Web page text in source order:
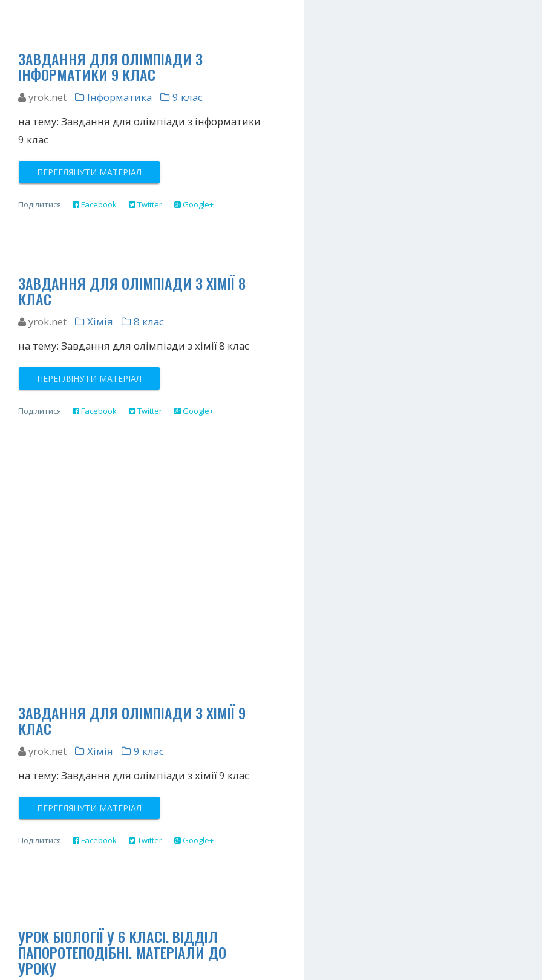
ЗАВДАННЯ ДЛЯ ОЛІМПІАДИ З
ІНФОРМАТИКИ 9 КЛАС
yrok.net Інформатика
9 клас
на тему: Завдання для олімпіади з інформатики
9 клас
ПЕРЕГЛЯНУТИ МАТЕРІАЛ
Поділитися: Facebook Twitter Google+
ЗАВДАННЯ ДЛЯ ОЛІМПІАДИ З ХІМІЇ 8
КЛАС
yrok.net Хімія
8 клас
на тему: Завдання для олімпіади з хімії 8 клас
ПЕРЕГЛЯНУТИ МАТЕРІАЛ
Поділитися: Facebook Twitter Google+
ЗАВДАННЯ ДЛЯ ОЛІМПІАДИ З ХІМІЇ 9
КЛАС
yrok.net Хімія
9 клас
на тему: Завдання для олімпіади з хімії 9 клас
ПЕРЕГЛЯНУТИ МАТЕРІАЛ
Поділитися: Facebook Twitter Google+
УРОК БІОЛОГІЇ У 6 КЛАСІ. ВІДДІЛ
ПАПОРОТЕПОДІБНІ. МАТЕРІАЛИ ДО
УРОКУ